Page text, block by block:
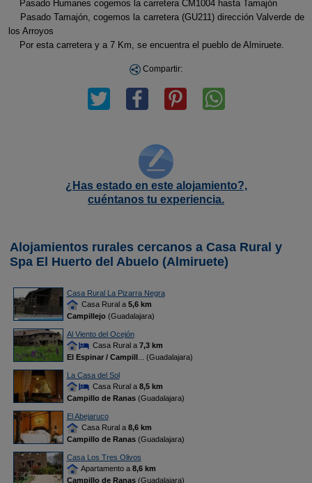
Pasado Humanes cogemos la carretera CM1004 hasta Tamajón
Pasado Tamajón, cogemos la carretera (GU211) dirección Valverde de
los Arroyos
Por esta carretera y a 7 Km, se encuentra el pueblo de Almiruete.
Compartir:
¿Has estado en este alojamiento?,
cuéntanos tu experiencia.
Alojamientos rurales cercanos a Casa Rural y
Spa El Huerto del Abuelo (Almiruete)
Casa Rural La Pizarra Negra
Casa Rural a 5,6 km
Campillejo(Guadalajara)
Al Viento del Ocejón
Casa Rural a 7,3 km
El Espinar / Campill... (Guadalajara)
La Casa del Sol
Casa Rural a 8,5 km
Campillo de Ranas(Guadalajara)
El Abejaruco
Casa Rural a 8,6 km
Campillo de Ranas(Guadalajara)
Casa Los Tres Olivos
Apartamento a 8,6 km
Campillo de Ranas(Guadalajara)